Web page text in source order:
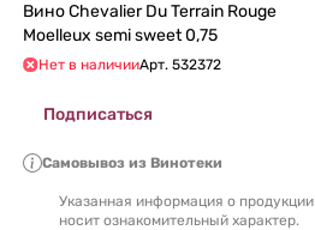
Вино Chevalier Du Terrain Rouge
Moelleux semi sweet 0,75
Нет в наличииАрт. 532372
Подписаться
Самовывоз из Винотеки
Указанная информация о продукции
носит ознакомительный характер.